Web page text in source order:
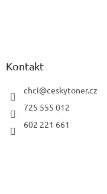
Kontakt
chci@ceskytoner.cz
725 555 012
602 221 661